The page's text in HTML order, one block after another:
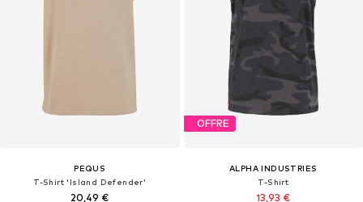
PEQUS
T-Shirt 'Island Defender'
20,49 €
OFFRE
ALPHA INDUSTRIES
T-Shirt
13,93 €